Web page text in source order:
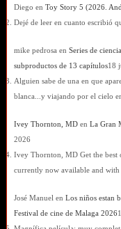
Diego en Toy Story 5 (2026.
Dejé de leer en cuanto escribió
mike pedrosa en Series de
subproductos de 13 capítulos18
Alguien sabe de una en que
blanca...y viajando por el cielo
Ivey Thornton, MDen La Gran
2026
Ivey Thornton, MD Get the best
currently now available and
José Manuel en Los niños estan
Festival de cine de Malaga 2026